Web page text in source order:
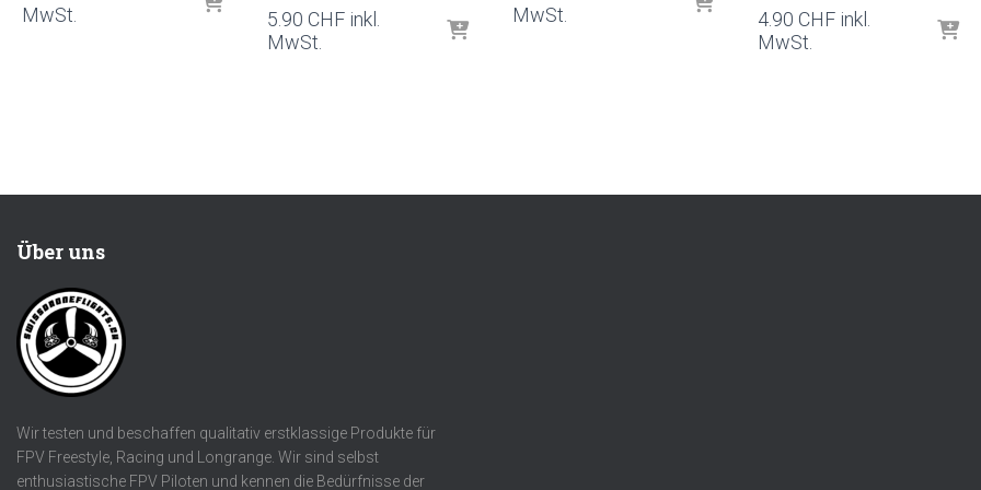
MwSt.
5.90 CHF inkl.
MwSt.
MwSt.
4.90 CHF inkl.
MwSt.
Über uns
Wir testen und beschaffen qualitativ erstklassige Produkte für
FPV Freestyle, Racing und Longrange. Wir sind selbst
enthusiastische FPV Piloten und kennen die Bedürfnisse der